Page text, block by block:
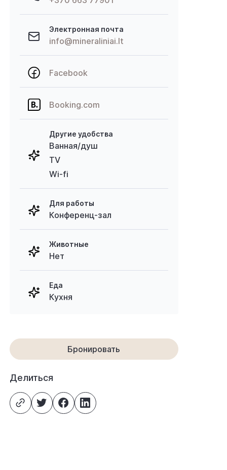
Электронная почта
info@mineraliniai.lt
Facebook
Booking.com
Другие удобства
Ванная/душ
TV
Wi-fi
Для работы
Конференц-зал
Животные
Нет
Еда
Кухня
Бронировать
Делиться